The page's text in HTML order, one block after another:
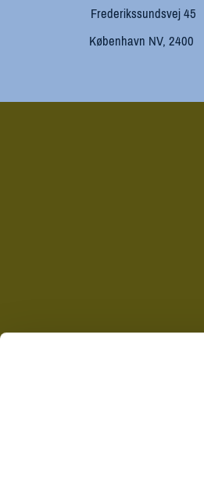
Frederikssundsvej 45
København NV, 2400